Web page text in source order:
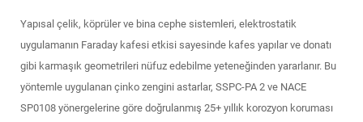
Yapısal çelik, köprüler ve bina cephe sistemleri, elektrostatik
uygulamanın Faraday kafesi etkisi sayesinde kafes yapılar ve donatı
gibi karmaşık geometrileri nüfuz edebilme yeteneğinden yararlanır. Bu
yöntemle uygulanan çinko zengini astarlar, SSPC-PA 2 ve NACE
SP0108 yönergelerine göre doğrulanmış 25+ yıllık korozyon koruması